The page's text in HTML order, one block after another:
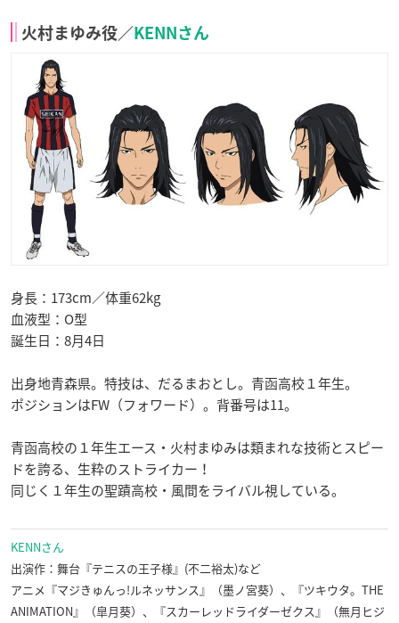
火村まゆみ役／ KENNさん
身長：173cm／体重62kg
血液型：O型
誕生日：8月4日
出身地青森県。特技は、だるまおとし。青函高校１年生。
ポジションはFW（フォワード）。背番号は11。
青函高校の１年生エース・火村まゆみは類まれな技術とスピー
ドを誇る、生粋のストライカー！
同じく１年生の聖蹟高校・風間をライバル視している。
KENNさん
出演作：舞台『テニスの王子様』(不二裕太)など
アニメ『マジきゅんっ!ルネッサンス』（墨ノ宮葵）、『ツキウタ。THE
ANIMATION』（皐月葵）、『スカーレッドライダーゼクス』（無月ヒジ